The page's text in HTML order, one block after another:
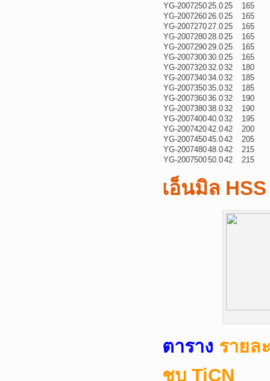
YG-200725025.025
165
YG-200726026.025
165
YG-200727027.025
165
YG-200728028.025
165
YG-200729029.025
165
YG-200730030.025
165
YG-200732032.032
180
YG-200734034.032
185
YG-200735035.032
185
YG-200736036.032
190
YG-200738038.032
190
YG-200740040.032
195
YG-200742042.042
200
YG-200745045.042
205
YG-200748048.042
215
YG-200750050.042 215
เอ็นมิล
ตาราง รายล
ชุบ TiCN